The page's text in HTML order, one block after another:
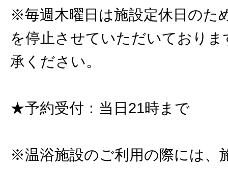
※毎週木曜日は施設定休日のた
を停止させていただいておりま
承ください。
★予約受付：当日21時まで
※温浴施設のご利用の際には、